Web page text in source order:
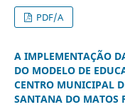
PDF/A
A IMPLEMENTAÇÃO
DO MODELO DE
CENTRO MUNICIPAL
SANTANA DO MATOS